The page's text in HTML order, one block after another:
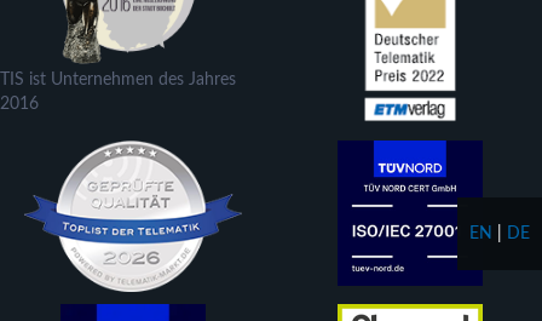
TIS ist Unternehmen des Jahres
2016
EN DE